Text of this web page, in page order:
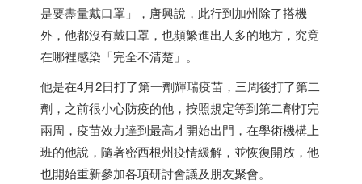
是要盡量戴口罩」，唐興說，此行到加州除了搭機
外，他都沒有戴口罩，也頻繁進出人多的地方，究竟
在哪裡感染「完全不清楚」。
他是在4月2日打了第一劑輝瑞疫苗，三周後打了第二
劑，之前很小心防疫的他，按照規定等到第二劑打完
兩周，疫苗效力達到最高才開始出門，在學術機構上
班的他說，隨著密西根州疫情緩解，並恢復開放，他
也開始重新參加各項研討會議及朋友聚會。